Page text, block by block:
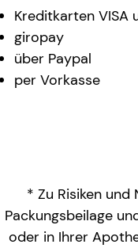
Kreditkarten VISA
giropay
über Paypal
per Vorkasse
* Zu Risiken und
Packungsbeilage
oder in Ihrer